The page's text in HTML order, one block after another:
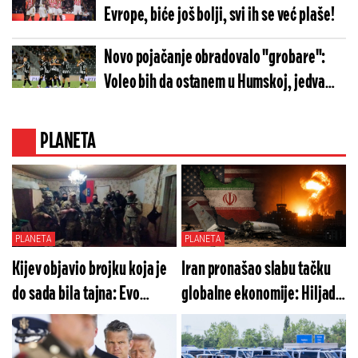
Evrope, biće još bolji, svi ih se već plaše!
Novo pojačanje obradovalo "grobare":
Voleo bih da ostanem u Humskoj, jedva
PLANETA
PLANETA
Kijev objavio brojku koja je
do sada bila tajna: Evo
koliko stranih plaćenika
trenutno ratuje protiv
PLANETA
Iran pronašao slabu tačku
globalne ekonomije: Hiljade
milijardi biće spržene,
Teheran sada sve drži u šaci